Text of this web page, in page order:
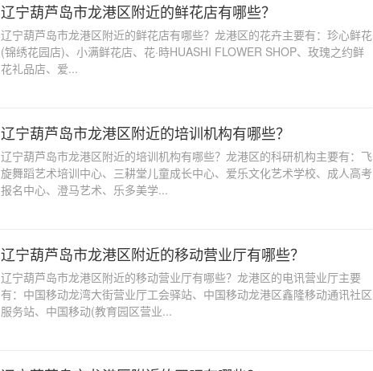
辽宁葫芦岛市龙港区附近的鲜花店有哪些？
辽宁葫芦岛市龙港区附近的鲜花店有哪些？龙港区的花卉主要有：珍心鲜花
(锦绣花园店)、小满鲜花店、花·時HUASHI FLOWER SHOP、玫瑰之约鲜
花礼品店、爱...
辽宁葫芦岛市龙港区附近的培训机构有哪些？
辽宁葫芦岛市龙港区附近的培训机构有哪些？龙港区的科研机构主要有：飞
旋舞蹈艺术培训中心、三耕堂儿童成长中心、爱乐文化艺术学校、成人高考
报名中心、澄马艺术、乐多美学...
辽宁葫芦岛市龙港区附近的移动营业厅有哪些？
辽宁葫芦岛市龙港区附近的移动营业厅有哪些？龙港区的电讯营业厅主要
有：中国移动龙湾大街营业厅工会驿站、中国移动龙港区鑫隆移动通讯社区
服务站、中国移动(教育园区营业...